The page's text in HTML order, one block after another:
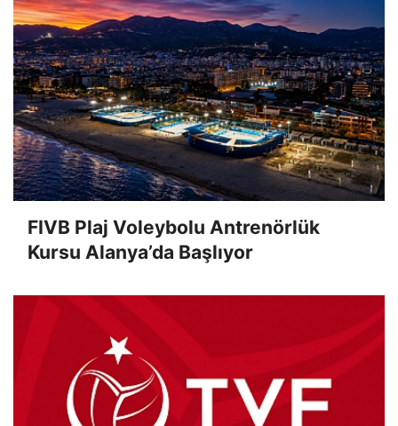
FIVB Plaj Voleybolu Antrenörlük
Kursu Alanya’da Başlıyor